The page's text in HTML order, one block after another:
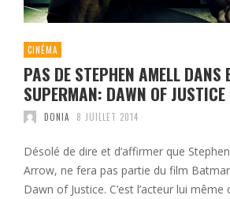
CINÉMA
PAS DE STEPHEN AMELL
SUPERMAN: DAWN OF JUSTICE
DONIA 8 JUILLET 2014
Désolé de dire et d’affirmer que
Arrow, ne fera pas partie du film
Dawn of Justice. C’est l’acteur lui